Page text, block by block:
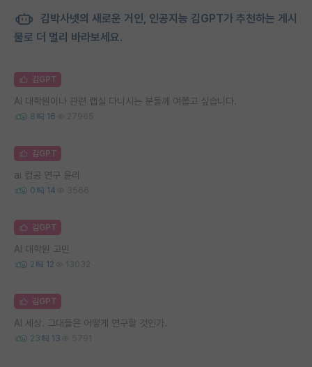
김박사넷의 새로운 거인, 인공지능 김GPT가 추천하는 게시
물로 더 멀리 바라보세요.
김GPT
AI 대학원이나 관련 랩실 다니시는 분들께 여쭙고 싶습니다.
8 16 27965
김GPT
ai 컴공 연구 윤리
0 14 3566
김GPT
AI 대학원 고민
2 12 13032
김GPT
AI 세상. 그대들은 어떻게 연구할 것인가.
23 13 5791